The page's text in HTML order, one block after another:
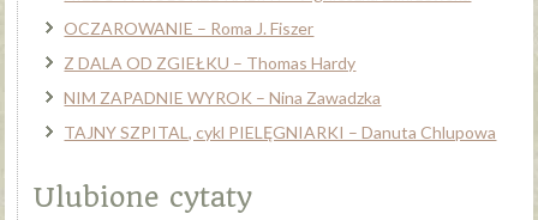
OCZAROWANIE – Roma J. Fiszer
Z DALA OD ZGIEŁKU – Thomas Hardy
NIM ZAPADNIE WYROK – Nina Zawadzka
TAJNY SZPITAL, cykl PIELĘGNIARKI – Danuta Chlupowa
Ulubione cytaty